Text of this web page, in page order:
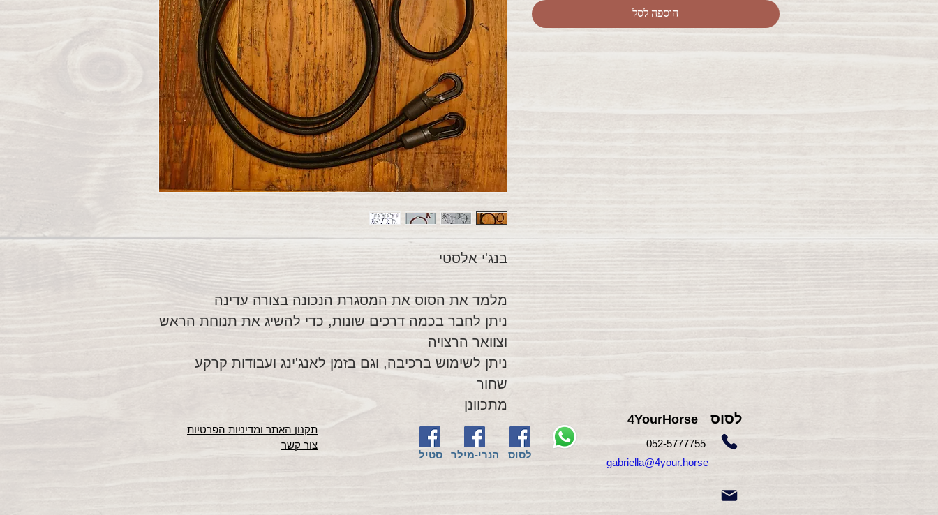
בנג'י אלסטי
מלמד את הסוס את המסגרת הנכונה בצורה עדינה
ניתן לחבר בכמה דרכים שונות, כדי להשיג את תנוחת הראש
וצוואר הרצויה
ניתן לשימוש ברכיבה, וגם בזמן לאנג'ינג ועבודות קרקע
שחור
מתכוונן
הוספה לסל
תקנון האתר ומדיניות הפרטיות
צור קשר
סטיל
הנרי-מילר לסוס
לסוס 4YourHorse
755